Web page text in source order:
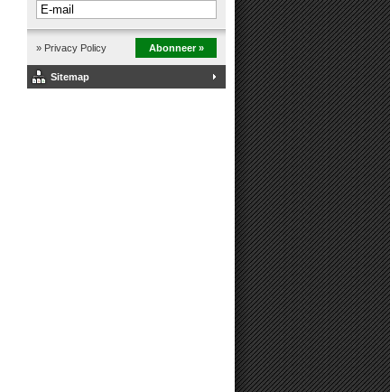
» Privacy Policy Abonneer »
Sitemap